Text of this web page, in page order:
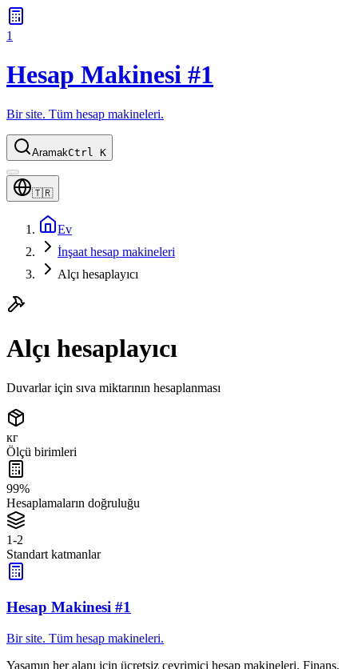
1
Hesap Makinesi #1
Bir site. Tüm hesap makineleri.
AramakCtrl K
🇹🇷
Ev
İnşaat hesap makineleri
Alçı hesaplayıcı
Alçı hesaplayıcı
Duvarlar için sıva miktarının hesaplanması
кг
Ölçü birimleri
99%
Hesaplamaların doğruluğu
1-2
Standart katmanlar
Hesap Makinesi #1
Bir site. Tüm hesap makineleri.
Yaşamın her alanı için ücretsiz çevrimiçi hesap makineleri. Finans,